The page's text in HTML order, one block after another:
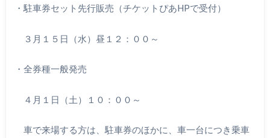
・駐車券セット先行販売（チケットぴあHPで受付）
３月１５日（水）昼１２：００～
・全券種一般発売
４月１日（土）１０：００～
車で来場する方は、駐車券のほかに、車一台につき乗車